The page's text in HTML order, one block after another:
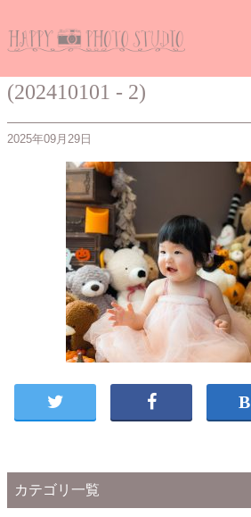
(202410101 - 2)
2025年09月29日
カテゴリ一覧